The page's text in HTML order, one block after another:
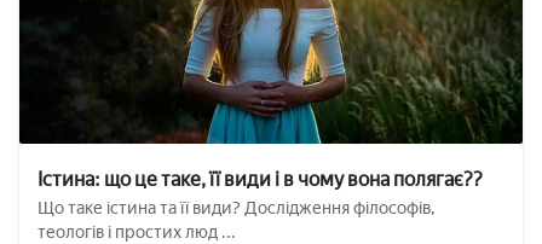
Істина: що це таке, її види і в чому вона полягає??
Що таке істина та її види? Дослідження філософів,
теологів і простих люд ...